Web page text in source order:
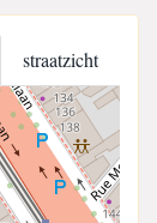
straatzicht